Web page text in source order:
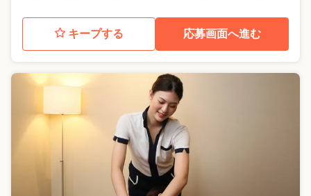
キープする 応募画面へ進む